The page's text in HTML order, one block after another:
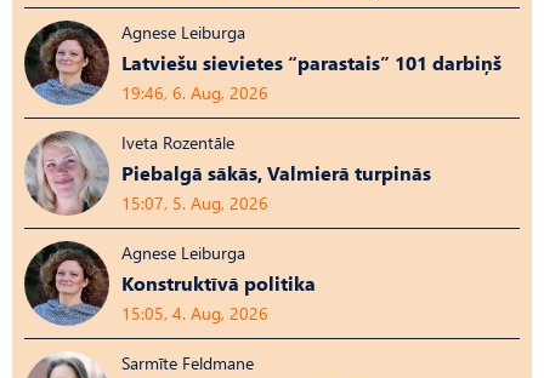
Agnese Leiburga
Latviešu sievietes “parastais” 101 darbiņš
19:46, 6. Aug, 2026
Iveta Rozentāle
Piebalgā sākās, Valmierā turpinās
15:07, 5. Aug, 2026
Agnese Leiburga
Konstruktīvā politika
15:05, 4. Aug, 2026
Sarmīte Feldmane